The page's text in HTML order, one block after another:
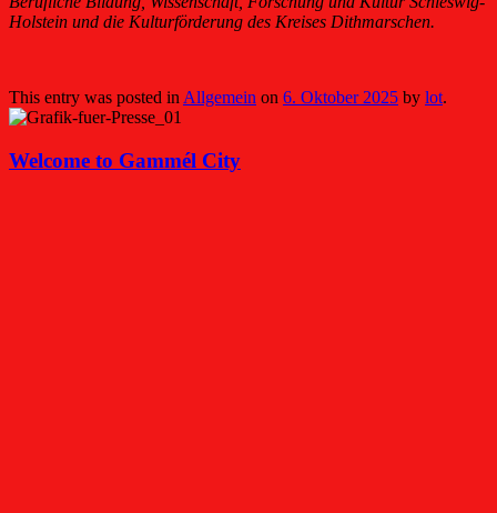
Holstein und die Kulturförderung des Kreises Dithmarschen.
This entry was posted in Allgemein on 6. Oktober 2025 by lot.
Welcome to Gammél City